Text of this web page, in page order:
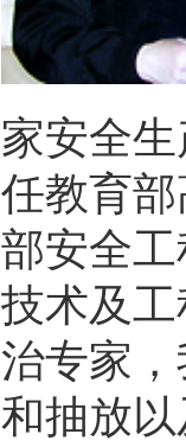
家安全
任教育
部安全
技术及
治专家
和抽放